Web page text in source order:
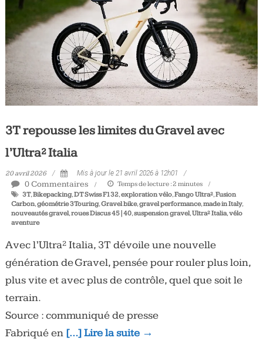
Tous
jours,
votre
actualité
vélo
et
triathlon
3T repousse les limites du Gravel avec
l’Ultra² Italia
20 avril 2026 Mis à jour le 21 avril 2026 à 12h01
0 Commentaires Temps de lecture :2 minutes
3T,Bikepacking,DT Swiss F132,exploration vélo,Fango Ultra²,Fusion
Carbon,géométrie 3Touring,Gravel bike,gravel performance,made in Italy,
nouveautés gravel,roues Discus 45|40,suspension gravel,Ultra² Italia,vélo
aventure
Avec l’Ultra² Italia, 3T dévoile une nouvelle
génération de Gravel, pensée pour rouler plus loin,
plus vite et avec plus de contrôle, quel que soit le
terrain.
Source : communiqué de presse
Fabriqué en […] Lire la suite →